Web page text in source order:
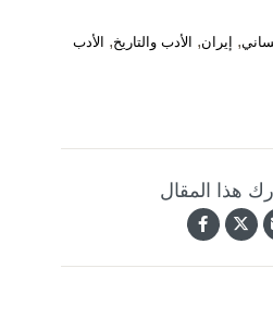
, إيران, الأدب والتاريخ, الأدب
هذا المقال